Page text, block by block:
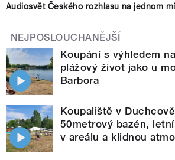
Audiosvět Českého rozhlasu na jednom
NEJPOSLOUCHANĚJŠÍ
Koupání s výhledem
plážový život jako u
Barbora
Koupaliště v
50metrový bazén,
v areálu a klidnou